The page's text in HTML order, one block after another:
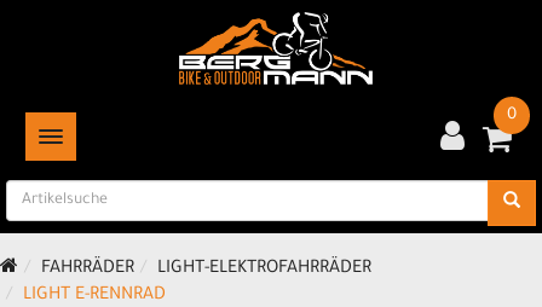
TOGGLE NAVIGATION
0
FAHRRÄDER
LIGHT-ELEKTROFAHRRÄDER
LIGHT E-RENNRAD